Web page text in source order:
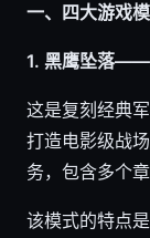
一、四大游戏
1. 黑鹰坠落——
这是复刻经典
打造电影级战
务，包含多个章
该模式的特点是